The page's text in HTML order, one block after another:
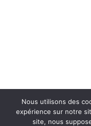
Productions de
Nous utilisons des
expérience sur notre
site, nous